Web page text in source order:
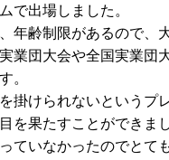
で出場しました。
年齢制限があるので、
業団大会や全国実業団
。
掛けられないというプ
を果たすことができま
ていなかったのでとて